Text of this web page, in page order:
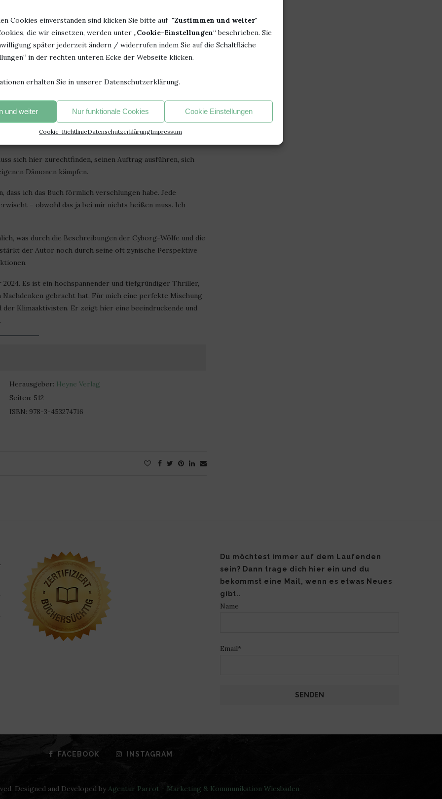
Cookies einverstanden sind klicken Sie bitte auf "Zustimmen und weiter"
die wir einsetzen, werden unter „Cookie-Einstellungen“ beschrieben. Sie
später jederzeit ändern / widerrufen indem Sie auf die Schaltfläche
in der rechten unteren Ecke der Webseite klicken.
erhalten Sie in unserer Datenschutzerklärung.
und weiter Nur funktionale Cookies Cookie Einstellungen
Cookie-RichtlinieDatenschutzerklärungImpressum
Hier gab es für mich kein Gut oder Böse. Die Übergänge
sind die Hauptakteure der Geschichte und sind ihrer
geschrieben, sondern er thematisiert auch die
auf moralische Konsequenzen vorangetrieben wird.
Ganze spannend bis zur letzten Seite.
Wölfen fand ich auch die Isolation des Ortes
Sperrzone haben das ganze noch forciert. Das geht an
sich hier zurechtfinden, seinen Auftrag ausführen, sich
Dämonen kämpfen.
dass ich das Buch förmlich verschlungen habe. Jede
– obwohl das ja bei mir nichts heißen muss. Ich
was durch die Beschreibungen der Cyborg-Wölfe und die
der Autor noch durch seine oft zynische Perspektive
Es ist ein hochspannender und tiefgründiger Thriller,
gebracht hat. Für mich eine perfekte Mischung
Klimaaktivisten. Er zeigt hier eine beeindruckende und
Herausgeber: Heyne Verlag
Seiten: 512
ISBN: 978-3-453274716
Du möchtest immer auf dem Laufenden
sein? Dann trage dich hier ein und du
bekommst eine Mail, wenn es etwas Neues
gibt..
Name
Email*
FACEBOOK INSTAGRAM
Designed and Developed byAgentur Parrot - Marketing & Kommunikation Wiesbaden